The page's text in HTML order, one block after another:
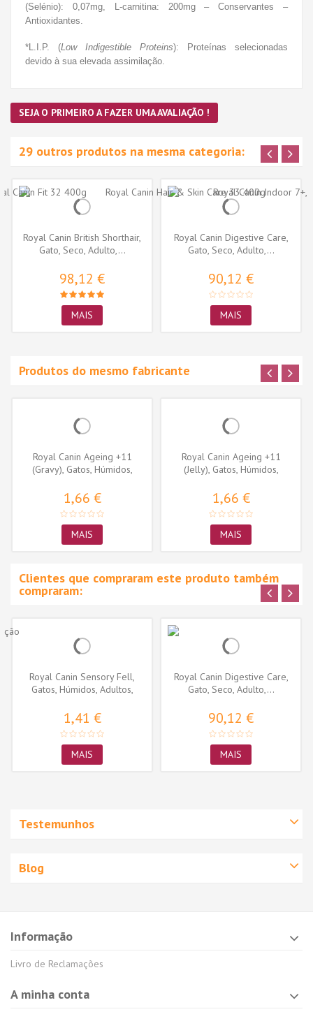
(Selénio): 0,07mg, L-carnitina: 200mg – Conservantes –
Antioxidantes.
*L.I.P. (Low Indigestible Proteins): Proteínas selecionadas
devido à sua elevada assimilação.
SEJA O PRIMEIRO A FAZER UMA AVALIAÇÃO !
29 outros produtos na mesma categoria:
Royal Canin British Shorthair,
Gato, Seco, Adulto,...
98,12 €
MAIS
Royal Canin Digestive Care,
Gato, Seco, Adulto,...
90,12 €
MAIS
Produtos do mesmo fabricante
Royal Canin Ageing +11
(Gravy), Gatos, Húmidos,
1,66 €
MAIS
Royal Canin Ageing +11
(Jelly), Gatos, Húmidos,
1,66 €
MAIS
Clientes que compraram este produto também
compraram:
Royal Canin Sensory Fell,
Gatos, Húmidos, Adultos,
1,41 €
MAIS
Royal Canin Digestive Care,
Gato, Seco, Adulto,...
90,12 €
MAIS
Testemunhos
Blog
Informação
Livro de Reclamações
A minha conta